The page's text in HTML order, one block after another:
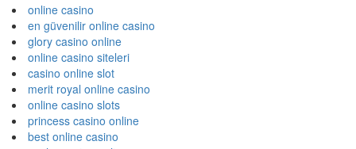
online casino
en güvenilir online casino
glory casino online
online casino siteleri
casino online slot
merit royal online casino
online casino slots
princess casino online
best online casino